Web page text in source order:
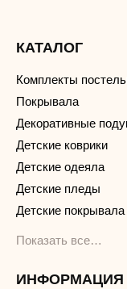
КАТАЛОГ
Комплекты
Покрывала
Декоративные
Детские коврики
Детские одеяла
Детские пледы
Детские покрывала
Показать все…
ИНФОРМАЦИЯ